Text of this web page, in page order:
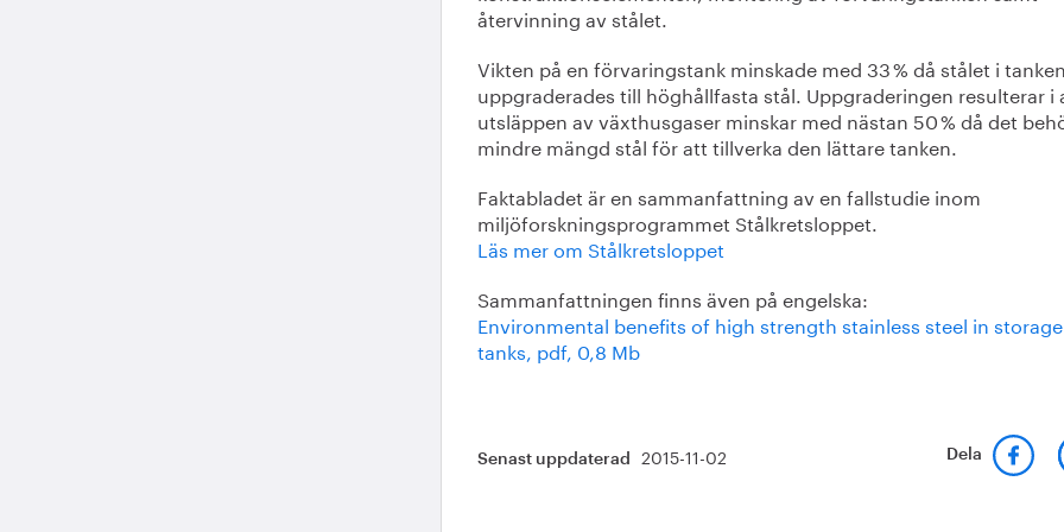
återvinning av stålet.
Vikten på en förvaringstank minskade med 33 % då stålet i tanken
uppgraderades till höghållfasta stål. Uppgraderingen resulterar i
utsläppen av växthusgaser minskar med nästan 50 % då det
mindre mängd stål för att tillverka den lättare tanken.
Faktabladet är en sammanfattning av en fallstudie inom
miljöforskningsprogrammet Stålkretsloppet.
Läs mer om Stålkretsloppet
Sammanfattningen finns även på engelska:
Environmental benefits of high strength stainless steel in storage
tanks, pdf, 0,8 Mb
Senast uppdaterad 2015-11-02 Dela